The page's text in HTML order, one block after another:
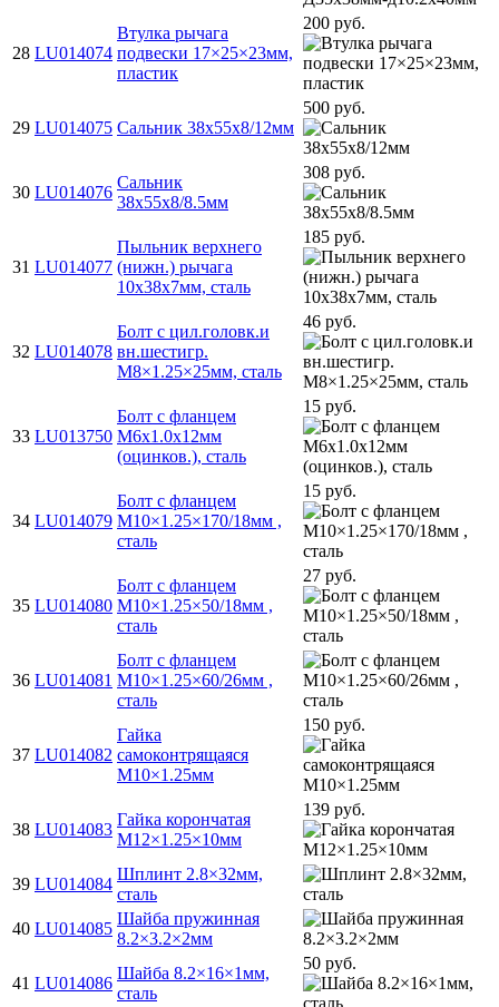
28 LU014074
Втулка рычага
подвески 17×25×23мм,
пластик
200 руб.
29 LU014075 Сальник 38х55х8/12мм
500 руб.
30 LU014076
Сальник
38х55х8/8.5мм
308 руб.
31 LU014077
Пыльник верхнего
(нижн.) рычага
10х38х7мм, сталь
185 руб.
32 LU014078
Болт с цил.головк.и
вн.шестигр.
M8×1.25×25мм, сталь
46 руб.
33 LU013750
Болт с фланцем
M6х1.0х12мм
(оцинков.), сталь
15 руб.
34 LU014079
Болт с фланцем
M10×1.25×170/18мм ,
сталь
15 руб.
35 LU014080
Болт с фланцем
M10×1.25×50/18мм ,
сталь
27 руб.
36 LU014081
Болт с фланцем
M10×1.25×60/26мм ,
сталь
37 LU014082
Гайка
самоконтрящаяся
M10×1.25мм
150 руб.
38 LU014083
Гайка корончатая
M12×1.25×10мм
139 руб.
39 LU014084
Шплинт 2.8×32мм,
сталь
40 LU014085
Шайба пружинная
8.2×3.2×2мм
41 LU014086
Шайба 8.2×16×1мм,
сталь
50 руб.